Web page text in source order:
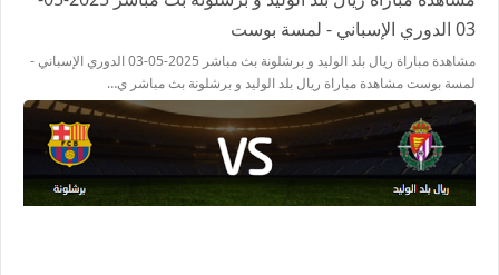
03 الدوري الإسباني - لمسة بوست
مشاهدة مباراة ريال بلد الوليد و برشلونة بث مباشر 2025-05-03 الدوري الإسباني -
لمسة بوست مشاهدة مباراة ريال بلد الوليد و برشلونة بث مباشر ي…